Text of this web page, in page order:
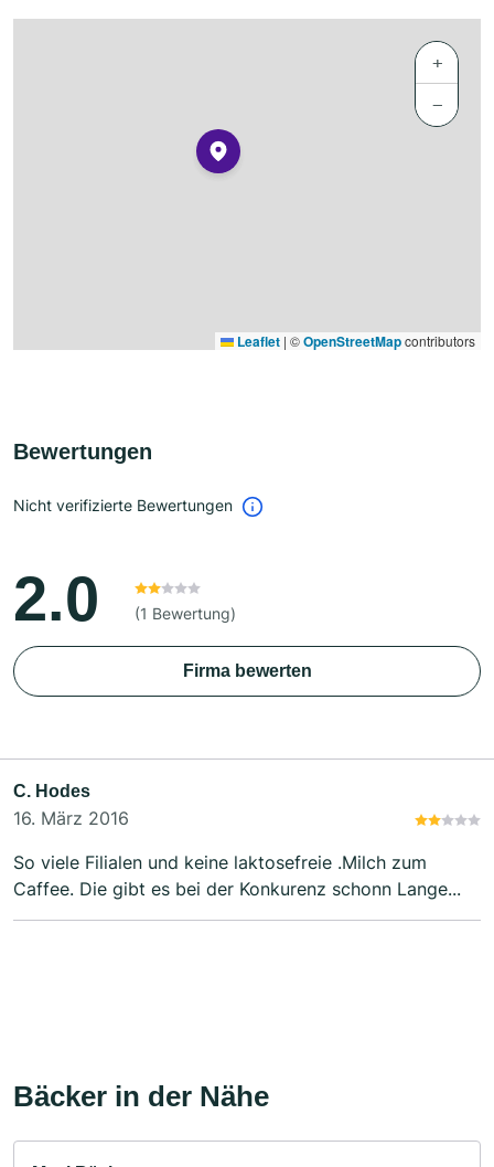
+
−
Leaflet | ©OpenStreetMapcontributors
Bewertungen
Nicht verifizierte Bewertungen
2.0 (1 Bewertung)
Firma bewerten
C. Hodes
16. März 2016
So viele Filialen und keine laktosefreie .Milch zum
Caffee. Die gibt es bei der Konkurenz schonn Lange...
Bäcker in der Nähe